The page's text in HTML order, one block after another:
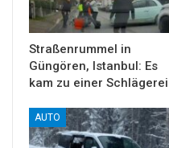
Straßenrummel in
Güngören, Istanbul: Es
kam zu einer Schlägerei
AUTO